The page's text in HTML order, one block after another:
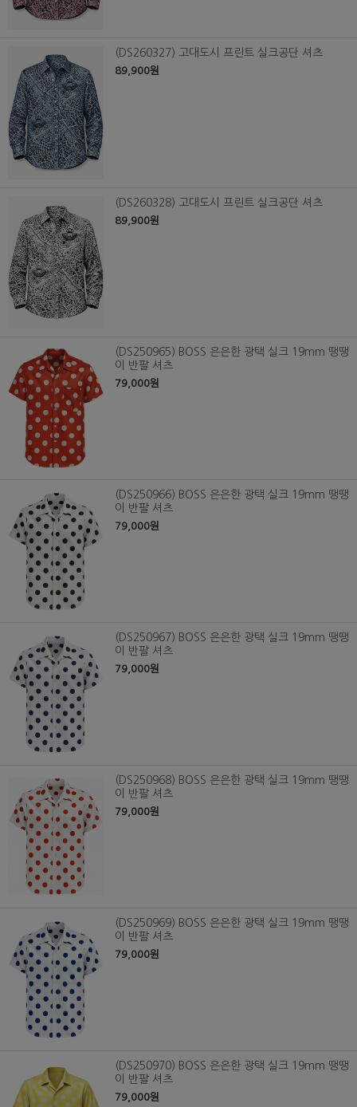
(DS260327) 고대도시 프린트 실크공단 셔츠
89,900원
(DS260328) 고대도시 프린트 실크공단 셔츠
89,900원
(DS250965) BOSS 은은한 광택 실크 19mm 땡땡
이 반팔 셔츠
79,000원
(DS250966) BOSS 은은한 광택 실크 19mm 땡땡
이 반팔 셔츠
79,000원
(DS250967) BOSS 은은한 광택 실크 19mm 땡땡
이 반팔 셔츠
79,000원
(DS250968) BOSS 은은한 광택 실크 19mm 땡땡
이 반팔 셔츠
79,000원
(DS250969) BOSS 은은한 광택 실크 19mm 땡땡
이 반팔 셔츠
79,000원
(DS250970) BOSS 은은한 광택 실크 19mm 땡땡
이 반팔 셔츠
79,000원